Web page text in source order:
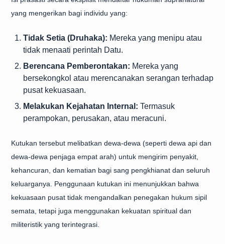
yang mengerikan bagi individu yang:
Tidak Setia (Druhaka): Mereka yang menipu atau
tidak menaati perintah Datu.
Berencana Pemberontakan: Mereka yang
bersekongkol atau merencanakan serangan terhadap
pusat kekuasaan.
Melakukan Kejahatan Internal: Termasuk
perampokan, perusakan, atau meracuni.
Kutukan tersebut melibatkan dewa-dewa (seperti dewa api dan
dewa-dewa penjaga empat arah) untuk mengirim penyakit,
kehancuran, dan kematian bagi sang pengkhianat dan seluruh
keluarganya. Penggunaan kutukan ini menunjukkan bahwa
kekuasaan pusat tidak mengandalkan penegakan hukum sipil
semata, tetapi juga menggunakan kekuatan spiritual dan
militeristik yang terintegrasi.